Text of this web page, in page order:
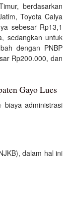
berdasarkan
Toyota Calya
sebesar Rp13,1
sedangkan untuk
dengan PNBP
Rp200.000, dan
Gayo Lues
biaya administrasi
dalam hal ini